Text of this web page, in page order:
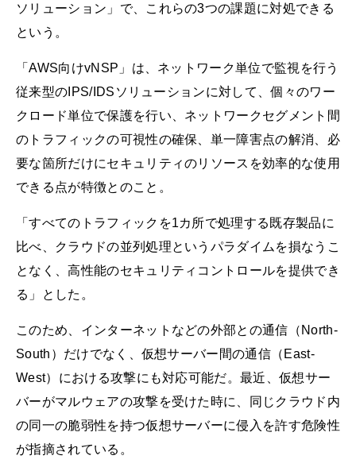
ソリューション」で、これらの3つの課題に対処できる
という。
「AWS向けvNSP」は、ネットワーク単位で監視を行う
従来型のIPS/IDSソリューションに対して、個々のワー
クロード単位で保護を行い、ネットワークセグメント間
のトラフィックの可視性の確保、単一障害点の解消、必
要な箇所だけにセキュリティのリソースを効率的な使用
できる点が特徴とのこと。
「すべてのトラフィックを1カ所で処理する既存製品に
比べ、クラウドの並列処理というパラダイムを損なうこ
となく、高性能のセキュリティコントロールを提供でき
る」とした。
このため、インターネットなどの外部との通信（North-
South）だけでなく、仮想サーバー間の通信（East-
West）における攻撃にも対応可能だ。最近、仮想サー
バーがマルウェアの攻撃を受けた時に、同じクラウド内
の同一の脆弱性を持つ仮想サーバーに侵入を許す危険性
が指摘されている。